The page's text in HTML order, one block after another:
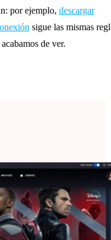
por ejemplo, descargar
sigue las mismas
de ver.